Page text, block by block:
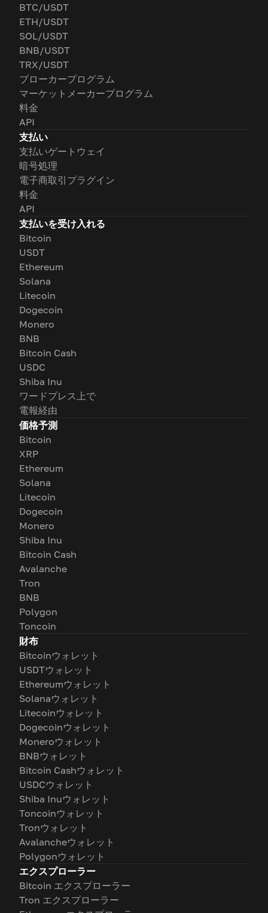
BTC/USDT
ETH/USDT
SOL/USDT
BNB/USDT
TRX/USDT
ブローカープログラム
マーケットメーカープログラム
料金
API
支払い
支払いゲートウェイ
暗号処理
電子商取引プラグイン
料金
API
支払いを受け入れる
Bitcoin
USDT
Ethereum
Solana
Litecoin
Dogecoin
Monero
BNB
Bitcoin Cash
USDC
Shiba Inu
ワードプレス上で
電報経由
価格予測
Bitcoin
XRP
Ethereum
Solana
Litecoin
Dogecoin
Monero
Shiba Inu
Bitcoin Cash
Avalanche
Tron
BNB
Polygon
Toncoin
財布
Bitcoinウォレット
USDTウォレット
Ethereumウォレット
Solanaウォレット
Litecoinウォレット
Dogecoinウォレット
Moneroウォレット
BNBウォレット
Bitcoin Cashウォレット
USDCウォレット
Shiba Inuウォレット
Toncoinウォレット
Tronウォレット
Avalancheウォレット
Polygonウォレット
エクスプローラー
Bitcoin エクスプローラー
Tron エクスプローラー